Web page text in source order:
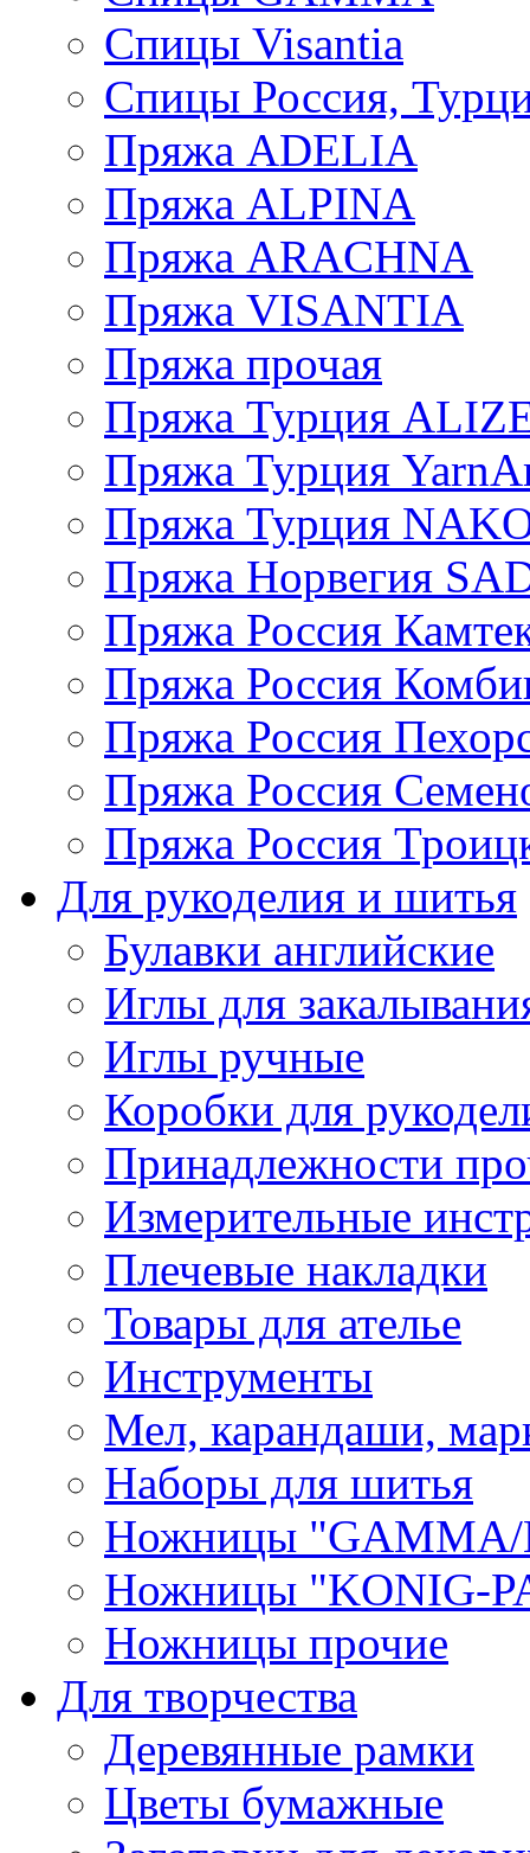
Спицы Visantia
Спицы Россия,
Пряжа ADELIA
Пряжа ALPINA
Пряжа ARACHNA
Пряжа VISANTIA
Пряжа прочая
Пряжа Турция
Пряжа Турция
Пряжа Турция
Пряжа Норвегия
Пряжа Россия
Пряжа Россия
Пряжа Россия
Пряжа Россия
Пряжа Россия
Для рукоделия и шитья
Булавки английские
Иглы для
Иглы ручные
Коробки для
Принадлежности
Измерительные
Плечевые накладки
Товары для ателье
Инструменты
Мел, карандаши,
Наборы для шитья
Ножницы "GAMMA/
Ножницы "KONIG-
Ножницы прочие
Для творчества
Деревянные рамки
Цветы бумажные